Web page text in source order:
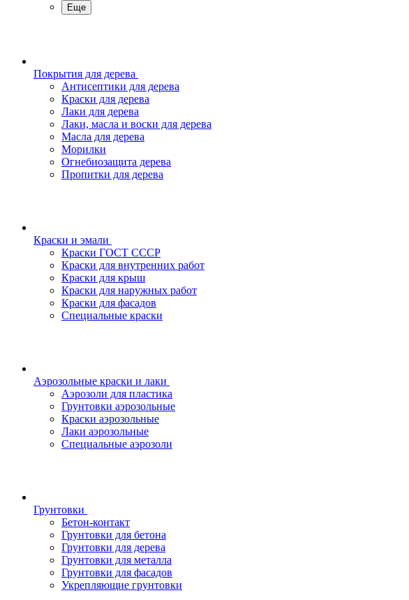
Еще
Покрытия для дерева
Антисептики для дерева
Краски для дерева
Лаки для дерева
Лаки, масла и воски для дерева
Масла для дерева
Морилки
Огнебиозащита дерева
Пропитки для дерева
Краски и эмали
Краски ГОСТ СССР
Краски для внутренних работ
Краски для крыш
Краски для наружных работ
Краски для фасадов
Специальные краски
Аэрозольные краски и лаки
Аэрозоли для пластика
Грунтовки аэрозольные
Краски аэрозольные
Лаки аэрозольные
Специальные аэрозоли
Грунтовки
Бетон-контакт
Грунтовки для бетона
Грунтовки для дерева
Грунтовки для металла
Грунтовки для фасадов
Укрепляющие грунтовки